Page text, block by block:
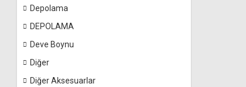
Depolama
DEPOLAMA
Deve Boynu
Diğer
Diğer Aksesuarlar